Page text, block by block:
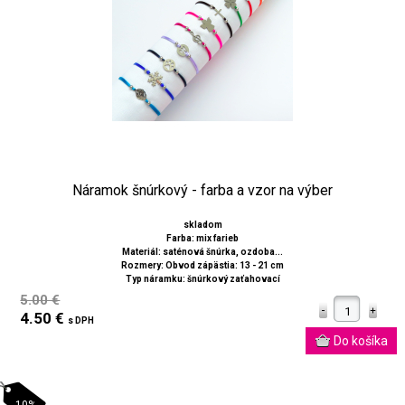
Náramok šnúrkový - farba a vzor na výber
skladom
Farba: mix farieb
Materiál: saténová šnúrka, ozdoba...
Rozmery: Obvod zápästia: 13 - 21 cm
Typ náramku: šnúrkový zaťahovací
5.00 €
4.50 € s DPH